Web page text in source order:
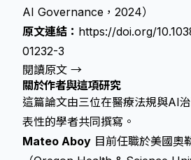
AI Governance，2024）
原文連結： https://doi.org/
01232-3
閱讀原文 →
關於作者與這項研究
這篇論文由三位在醫療法規與AI
表性的學者共同撰寫。
Mateo Aboy 目前任職於美國奧